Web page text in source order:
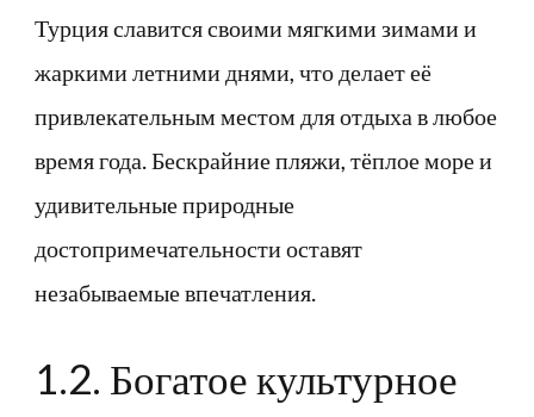
Турция славится своими мягкими зимами и
жаркими летними днями, что делает её
привлекательным местом для отдыха в любое
время года. Бескрайние пляжи, тёплое море и
удивительные природные
достопримечательности оставят
незабываемые впечатления.
1.2. Богатое культурное